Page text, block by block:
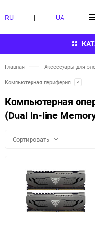
RU | UA
Главная Аксессуары для
Компьютерная периферия
Компьютерная
(Dual In-line
Сортировать